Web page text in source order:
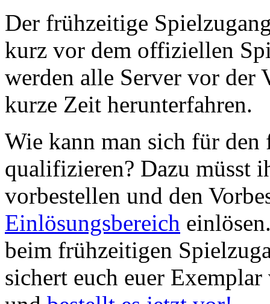
Der frühzeitige
kurz vor dem offiziellen
werden alle Server vor der
kurze Zeit herunterfahren.
Wie kann man sich für
qualifizieren? Dazu müsst
vorbestellen und den
Einlösungsbereich
beim frühzeitigen
sichert euch euer